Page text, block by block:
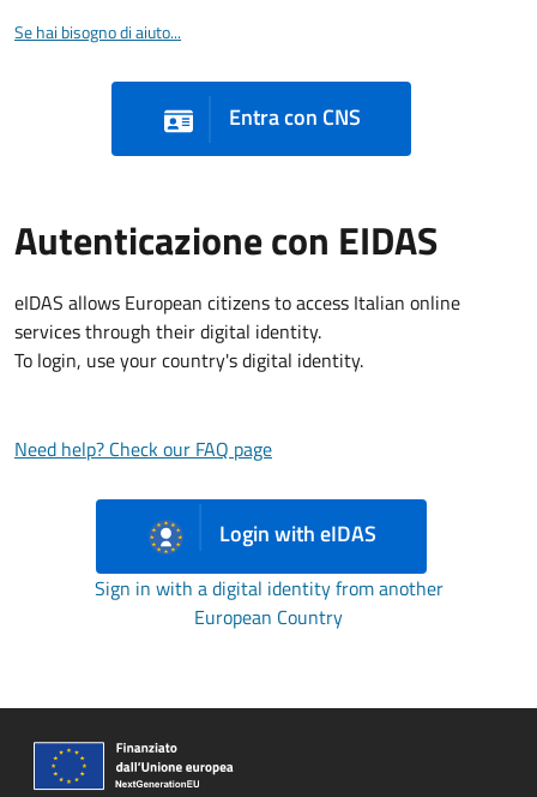
Se hai bisogno di aiuto...
Entra con CNS
Autenticazione con EIDAS
eIDAS allows European citizens to access Italian online
services through their digital identity.
To login, use your country's digital identity.
Need help? Check our FAQ page
Login with eIDAS
Sign in with a digital identity from another
European Country